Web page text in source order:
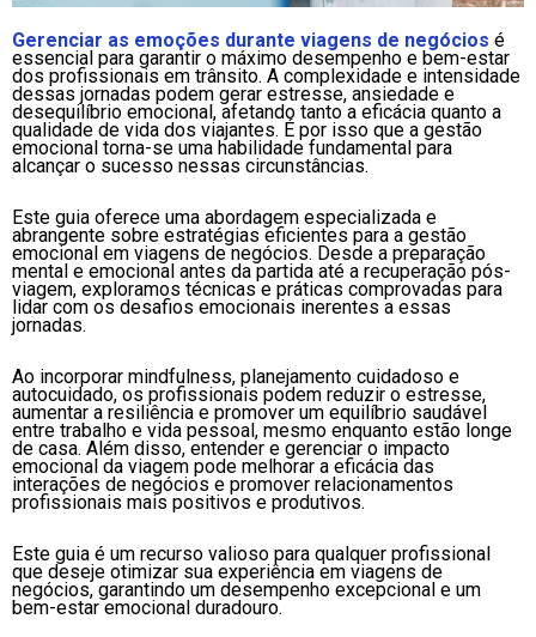
Gerenciar as emoções durante viagens de negócios é
essencial para garantir o máximo desempenho e bem-estar
dos profissionais em trânsito. A complexidade e intensidade
dessas jornadas podem gerar estresse, ansiedade e
desequilíbrio emocional, afetando tanto a eficácia quanto a
qualidade de vida dos viajantes. É por isso que a gestão
emocional torna-se uma habilidade fundamental para
alcançar o sucesso nessas circunstâncias.
Este guia oferece uma abordagem especializada e
abrangente sobre estratégias eficientes para a gestão
emocional em viagens de negócios. Desde a preparação
mental e emocional antes da partida até a recuperação pós-
viagem, exploramos técnicas e práticas comprovadas para
lidar com os desafios emocionais inerentes a essas
jornadas.
Ao incorporar mindfulness, planejamento cuidadoso e
autocuidado, os profissionais podem reduzir o estresse,
aumentar a resiliência e promover um equilíbrio saudável
entre trabalho e vida pessoal, mesmo enquanto estão longe
de casa. Além disso, entender e gerenciar o impacto
emocional da viagem pode melhorar a eficácia das
interações de negócios e promover relacionamentos
profissionais mais positivos e produtivos.
Este guia é um recurso valioso para qualquer profissional
que deseje otimizar sua experiência em viagens de
negócios, garantindo um desempenho excepcional e um
bem-estar emocional duradouro.